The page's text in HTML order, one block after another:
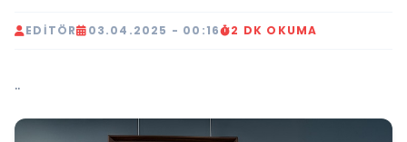
EDITÖR 03.04.2025 - 00:16 2 DK OKUMA
..